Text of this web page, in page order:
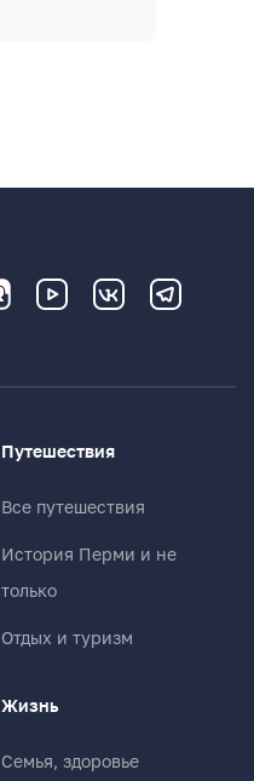
Путешествия
Все путешествия
История Перми и не
только
Отдых и туризм
Жизнь
Семья, здоровье